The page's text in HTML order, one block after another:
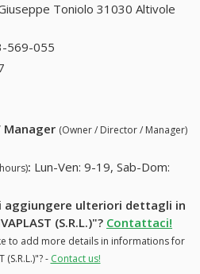
Toniolo 31030 Altivole
569-055
(Owner / Director / Manager)
: Lun-Ven: 9-19, Sab-Dom:
ulteriori dettagli in
(S.R.L.)"? Contattaci!
to add more details in informations for
(S.R.L.)"? - Contact us!